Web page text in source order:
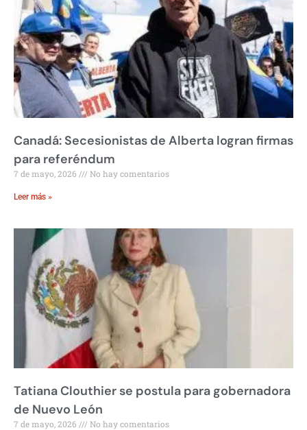
Canadá: Secesionistas de Alberta logran firmas
para referéndum
7 de mayo, 2026 No hay comentarios
Leer más »
Tatiana Clouthier se postula para gobernadora
de Nuevo León
7 de mayo, 2026 No hay comentarios